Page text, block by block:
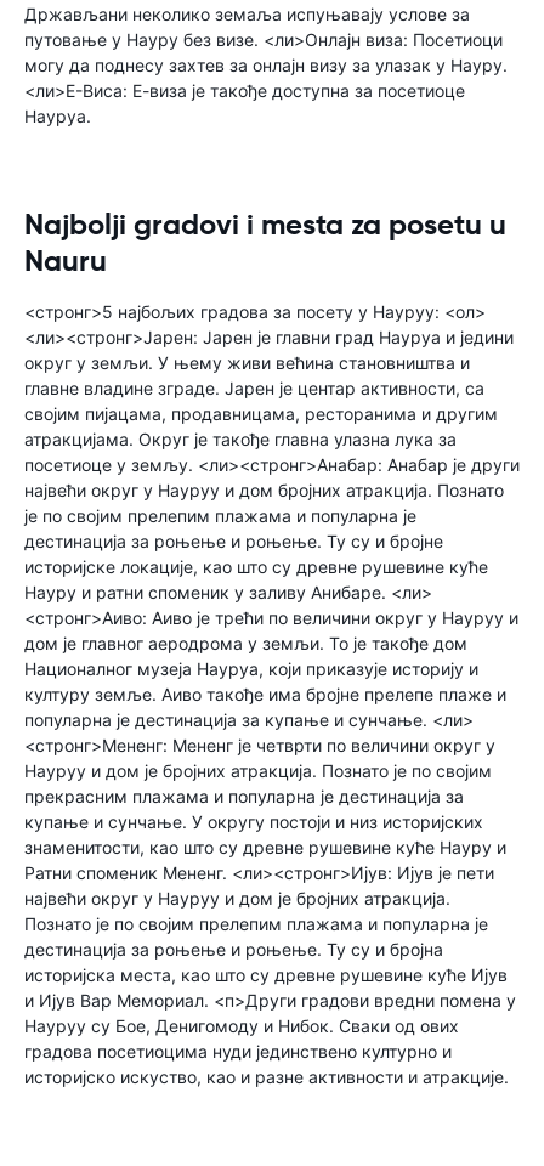
Држављани неколико земаља испуњавају услове за
путовање у Науру без визе. <ли>Онлајн виза: Посетиоци
могу да поднесу захтев за онлајн визу за улазак у Науру.
<ли>Е-Виса: Е-виза је такође доступна за посетиоце
Науруа.
Najbolji gradovi i mesta za posetu u
Nauru
<стронг>5 најбољих градова за посету у Науруу: <ол>
<ли><стронг>Јарен: Јарен је главни град Науруа и једини
округ у земљи. У њему живи већина становништва и
главне владине зграде. Јарен је центар активности, са
својим пијацама, продавницама, ресторанима и другим
атракцијама. Округ је такође главна улазна лука за
посетиоце у земљу. <ли><стронг>Анабар: Анабар је други
највећи округ у Науруу и дом бројних атракција. Познато
је по својим прелепим плажама и популарна је
дестинација за роњење и роњење. Ту су и бројне
историјске локације, као што су древне рушевине куће
Науру и ратни споменик у заливу Анибаре. <ли>
<стронг>Аиво: Аиво је трећи по величини округ у Науруу и
дом је главног аеродрома у земљи. То је такође дом
Националног музеја Науруа, који приказује историју и
културу земље. Аиво такође има бројне прелепе плаже и
популарна је дестинација за купање и сунчање. <ли>
<стронг>Мененг: Мененг је четврти по величини округ у
Науруу и дом је бројних атракција. Познато је по својим
прекрасним плажама и популарна је дестинација за
купање и сунчање. У округу постоји и низ историјских
знаменитости, као што су древне рушевине куће Науру и
Ратни споменик Мененг. <ли><стронг>Ијув: Ијув је пети
највећи округ у Науруу и дом је бројних атракција.
Познато је по својим прелепим плажама и популарна је
дестинација за роњење и роњење. Ту су и бројна
историјска места, као што су древне рушевине куће Ијув
и Ијув Вар Мемориал. <п>Други градови вредни помена у
Науруу су Бое, Денигомоду и Нибок. Сваки од ових
градова посетиоцима нуди јединствено културно и
историјско искуство, као и разне активности и атракције.